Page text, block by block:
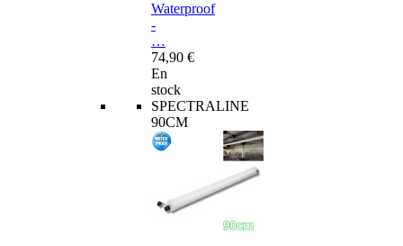
Waterproof
-
…
74,90 €
En
stock
SPECTRALINE
90CM